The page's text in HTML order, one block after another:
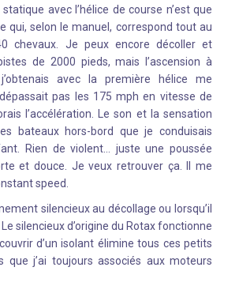
avec l’hélice de course n’est que
qui, selon le manuel, correspond tout au
chevaux. Je peux encore décoller et
de 2000 pieds, mais l’ascension à
avec la première hélice me
pas les 175 mph en vitesse de
l’accélération. Le son et la sensation
bateaux hors-bord que je conduisais
Rien de violent… juste une poussée
et douce. Je veux retrouver ça. Il me
speed.
silencieux au décollage ou lorsqu’il
silencieux d’origine du Rotax fonctionne
d’un isolant élimine tous ces petits
que j’ai toujours associés aux moteurs